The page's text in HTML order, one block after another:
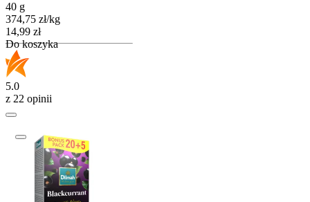
40 g
374,75 zł/kg
Cena
14,99 zł
Do koszyka
5.0
z 22 opinii